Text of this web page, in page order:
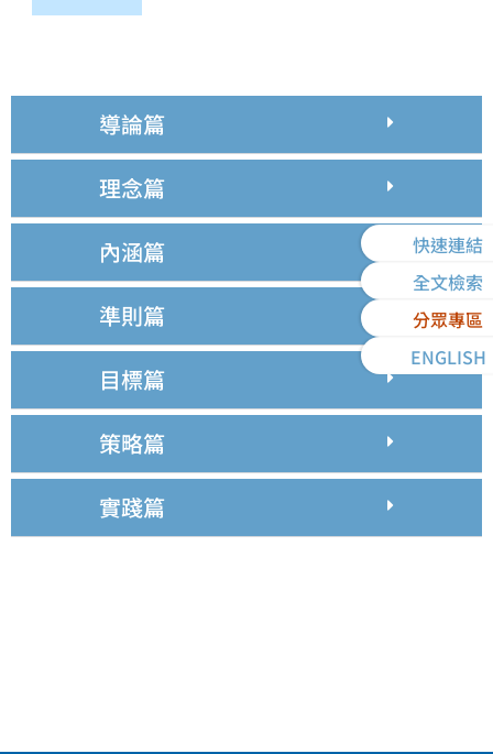
快速連結
全文檢索
分眾專區
ENGLISH
導論篇
理念篇
內涵篇
準則篇
目標篇
策略篇
實踐篇